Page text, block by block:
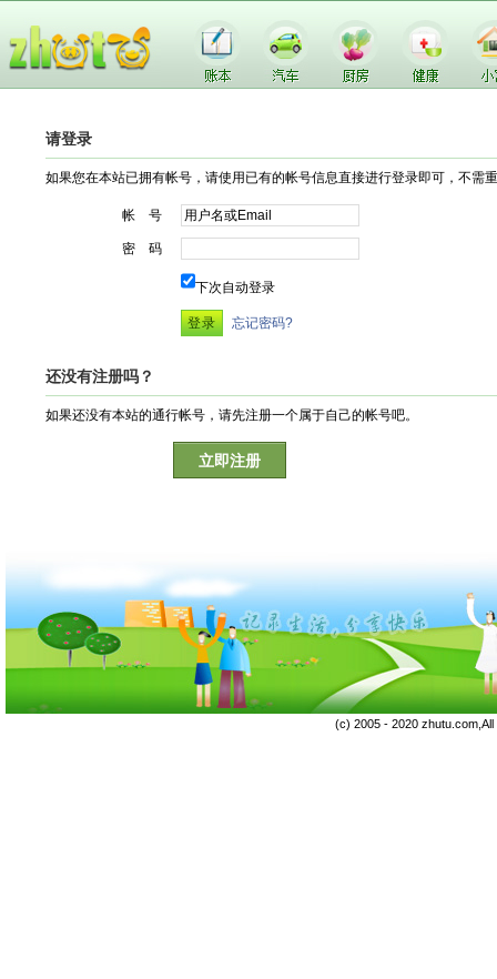
请登录
如果您在本站已拥有帐号，请使用已有的帐号信息直接进行登录即可，不需
帐 号
密 码
下次自动登录
忘记密码?
还没有注册吗？
如果还没有本站的通行帐号，请先注册一个属于自己的帐号吧。
立即注册
(c) 2005 - 2020